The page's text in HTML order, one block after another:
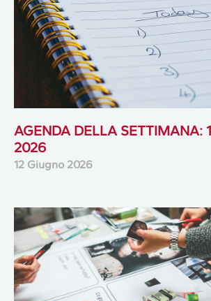
AGENDA DELLA SETTIMANA:
2026
12 Giugno 2026